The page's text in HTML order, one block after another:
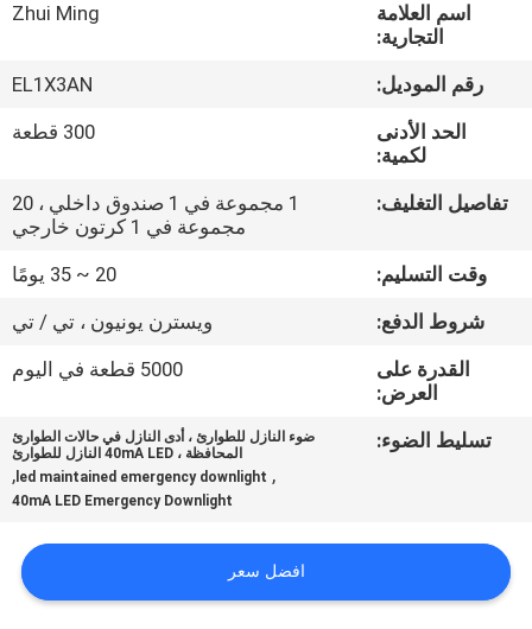
جولة
الجودة
اتصل
خريطة
اسم العلامة
التجارية:
Zhui Ming
رقم الموديل:
EL1X3AN
الحد الأدنى
لكمية:
300 قطعة
تفاصيل التغليف:
1 مجموعة في 1 صندوق داخلي ، 20
مجموعة في 1 كرتون خارجي
وقت التسليم:
20 ~ 35 يومًا
شروط الدفع:
ويسترن يونيون ، تي / تي
القدرة على
العرض:
5000 قطعة في اليوم
تسليط الضوء:
ضوء النازل للطوارئ ، أدى النازل في حالات الطوارئ
المحافظة ، 40mA LED النازل للطوارئ
,
led maintained emergency downlight
,
40mA LED Emergency Downlight
افضل سعر